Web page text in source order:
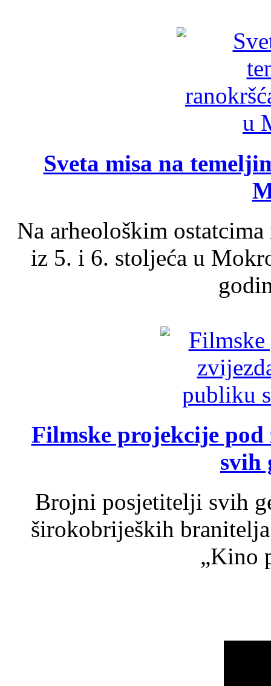
Sveta misa na
Na arheološkim
iz 5. i 6. stoljeća u
Filmske projekcije
svih
Brojni posjetitelji svih
širokobrijeških
„Kino